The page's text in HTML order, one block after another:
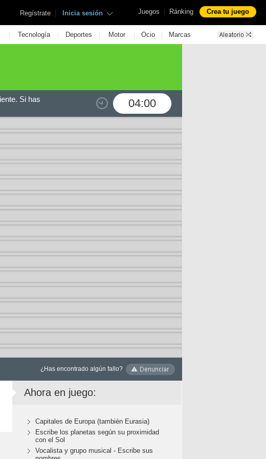
Juegos | Ránking Crea tu juego
Regístrate | Inicia sesión
| Tecnología | Deportes | Motor | Ocio | Marcas
04:00
Si has
¿Has encontrado algún fallo?
Ahora en juego:
Capitales de Europa (también Eurasia)
Escribe los planetas según su proximidad
con el Sol
Vocalista y grupo musical - Escribe sus